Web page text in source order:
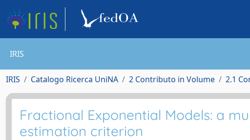
IRIS
IRIS Catalogo Ricerca UniNA 2 Contributo in Volume 2.1
Fractional Exponential Models: a
estimation criterion